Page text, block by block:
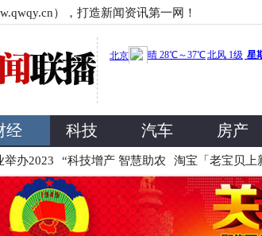
），打造新闻资讯第一网！
经 科技 汽车 房产
“科技增产 智慧助农 淘宝「老宝贝上新」公